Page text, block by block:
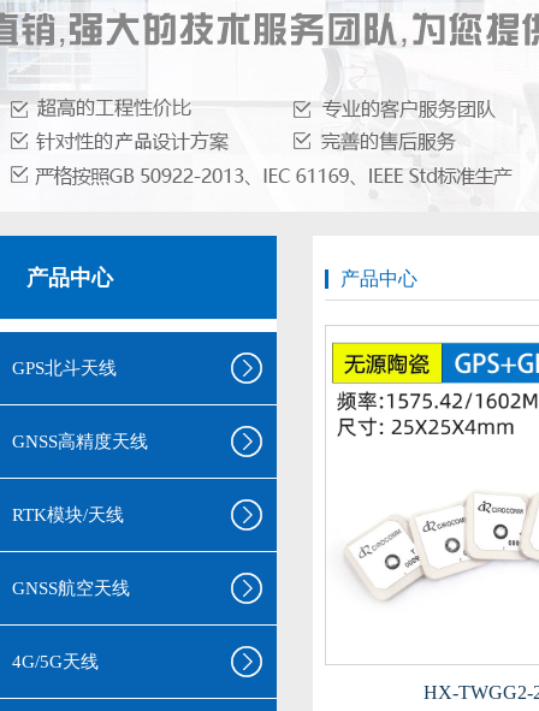
产品中心
GPS北斗天线
GNSS高精度天线
RTK模块/天线
GNSS航空天线
4G/5G天线
产品中心
HX-TWGG2-